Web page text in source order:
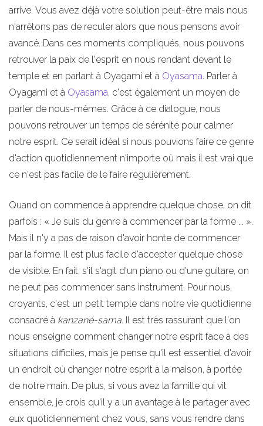
arrive. Vous avez déjà votre solution peut-être mais nous
n'arrêtons pas de reculer alors que nous pensons avoir
avancé. Dans ces moments compliqués, nous pouvons
retrouver la paix de l'esprit en nous rendant devant le
temple et en parlant à Oyagami et à Oyasama. Parler à
Oyagami et à Oyasama, c'est également un moyen de
parler de nous-mêmes. Grâce à ce dialogue, nous
pouvons retrouver un temps de sérénité pour calmer
notre esprit. Ce serait idéal si nous pouvions faire ce genre
d'action quotidiennement n'importe où mais il est vrai que
ce n'est pas facile de le faire régulièrement.
Quand on commence à apprendre quelque chose, on dit
parfois : « Je suis du genre à commencer par la forme ... ».
Mais il n'y a pas de raison d'avoir honte de commencer
par la forme. Il est plus facile d'accepter quelque chose
de visible. En fait, s'il s'agit d'un piano ou d'une guitare, on
ne peut pas commencer sans instrument. Pour nous,
croyants, c'est un petit temple dans notre vie quotidienne
consacré à kanzané-sama. Il est très rassurant que l'on
nous enseigne comment changer notre esprit face à des
situations difficiles, mais je pense qu'il est essentiel d'avoir
un endroit où changer notre esprit à la maison, à portée
de notre main. De plus, si vous avez la famille qui vit
ensemble, je crois qu'il y a un avantage à le partager avec
eux quotidiennement chez vous, sans vous rendre dans